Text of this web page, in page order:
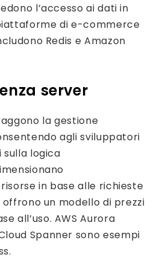
l’accesso ai dati in
di e-commerce
Redis e Amazon
server
la gestione
agli sviluppatori
logica
in base alle richieste
un modello di prezzi
all’uso. AWS Aurora
Spanner sono esempi